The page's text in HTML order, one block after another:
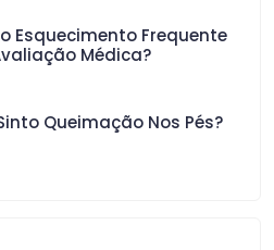
Esquecimento Frequente
Médica?
Queimação Nos Pés?